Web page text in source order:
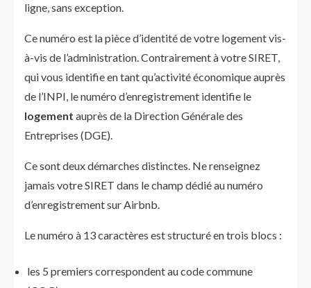
ligne, sans exception.
Ce numéro est la pièce d’identité de votre logement vis-
à-vis de l’administration. Contrairement à votre SIRET,
qui vous identifie en tant qu’activité économique auprès
de l’INPI, le numéro d’enregistrement identifie le
logement auprès de la Direction Générale des
Entreprises (DGE).
Ce sont deux démarches distinctes. Ne renseignez
jamais votre SIRET dans le champ dédié au numéro
d’enregistrement sur Airbnb.
Le numéro à 13 caractères est structuré en trois blocs :
les 5 premiers correspondent au code commune